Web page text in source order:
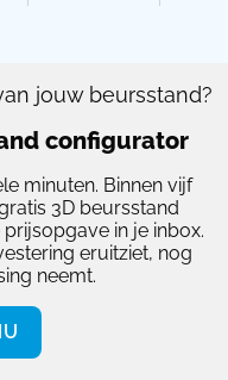
jouw beursstand?
configurator
minuten. Binnen vijf
3D beursstand
in je inbox.
eruitziet, nog
neemt.